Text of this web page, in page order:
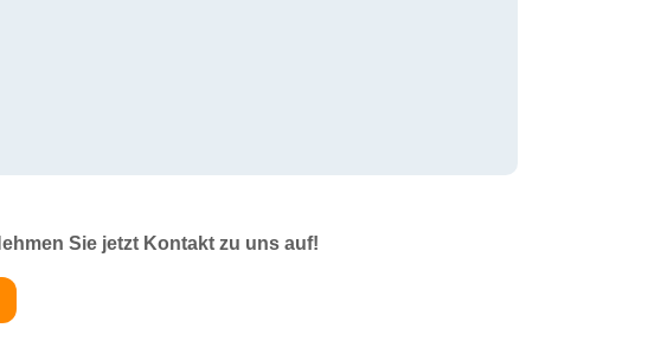
Sie jetzt Kontakt zu uns auf!